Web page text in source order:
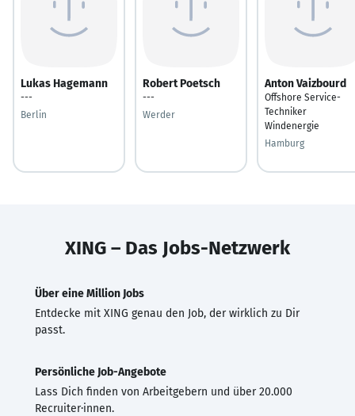
Lukas Hagemann
---
Berlin
Robert Poetsch
---
Werder
Anton Vaizbourd
Offshore Service-
Techniker
Windenergie
Hamburg
XING – Das Jobs-Netzwerk
Über eine Million Jobs
Entdecke mit XING genau den Job, der wirklich zu Dir
passt.
Persönliche Job-Angebote
Lass Dich finden von Arbeitgebern und über 20.000
Recruiter·innen.